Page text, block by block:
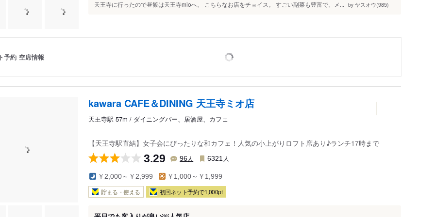
天王寺に行ったので昼飯は天王寺mioへ。 こちらなお店をチョイス。 すごい副菜も豊富で、メ... by ヤスオウ(985)
予約 空席情報
kawara CAFE＆DINING 天王寺ミオ店
天王寺駅 57m / ダイニングバー、居酒屋、カフェ
【天王寺駅直結】女子会にぴったりな和カフェ！人気の小上がりロフト席あり♪ランチ17時まで
3.29 96人 6321 人
￥2,000～￥2,999 ￥1,000～￥1,999
貯まる・使える 初回ネット予約で1,000pt